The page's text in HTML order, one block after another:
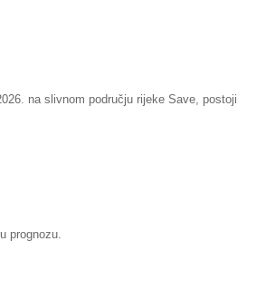
na slivnom području rijeke Save, postoji
prognozu.